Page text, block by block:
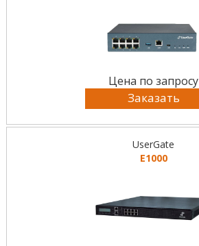
Цена по запросу
Заказать
UserGate
E1000